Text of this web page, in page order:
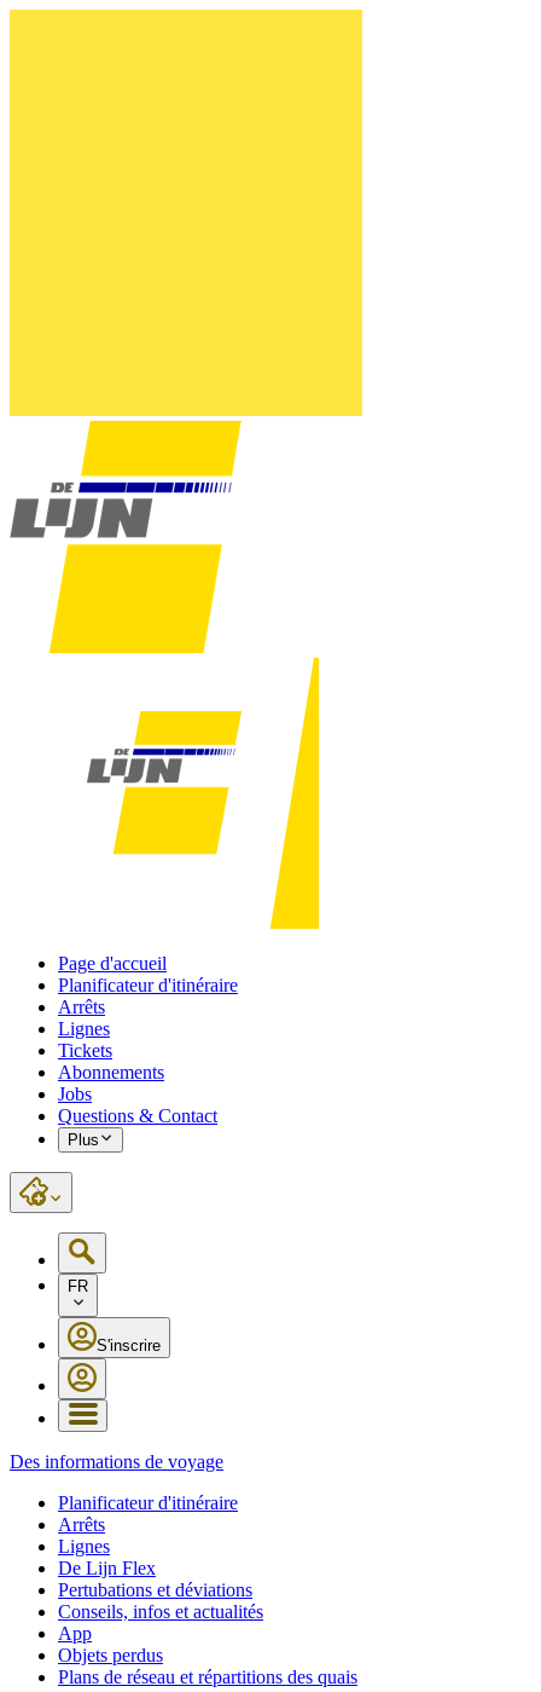
Page d'accueil
Planificateur d'itinéraire
Arrêts
Lignes
Tickets
Abonnements
Jobs
Questions & Contact
Plus
FR
S'inscrire
Des informations de voyage
Planificateur d'itinéraire
Arrêts
Lignes
De Lijn Flex
Pertubations et déviations
Conseils, infos et actualités
App
Objets perdus
Plans de réseau et répartitions des quais